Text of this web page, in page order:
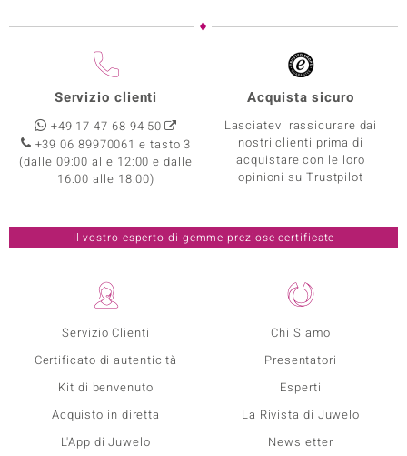
Servizio Clienti
Certificato di autenticità
Kit di benvenuto
Acquisto in diretta
L'App di Juwelo
Chi Siamo
Presentatori
Esperti
La Rivista di Juwelo
Newsletter
Servizio clienti
+49 17 47 68 94 50
+39 06 89970061 e tasto 3
(dalle 09:00 alle 12:00 e dalle
16:00 alle 18:00)
Acquista sicuro
Lasciatevi rassicurare dai
nostri clienti prima di
acquistare con le loro
opinioni su Trustpilot
Il vostro esperto di gemme preziose certificate